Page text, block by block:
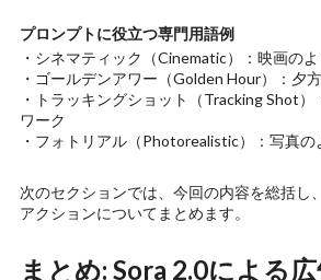
プロンプトに役立つ専門用語例
・シネマティック（Cinematic）：映画の
・ゴールデンアワー（Golden Hour）：夕
・トラッキングショット（Tracking Shot
ワーク
・フォトリアル（Photorealistic）：写真の
次のセクションでは、今回の内容を総括し
アクションについてまとめます。
まとめ: Sora 2.0による